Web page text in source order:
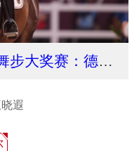
[图]奥运会马术个人盛装舞步大奖赛：德国选手摘金
遐